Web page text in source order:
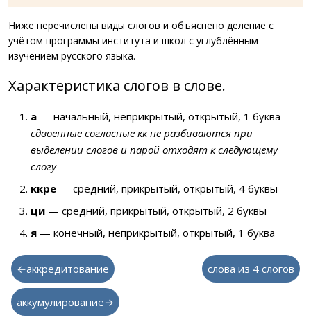
Ниже перечислены виды слогов и объяснено деление с
учётом программы института и школ с углублённым
изучением русского языка.
Характеристика слогов в слове.
а — начальный, неприкрытый, открытый, 1 буква
сдвоенные согласные кк не разбиваются при
выделении слогов и парой отходят к следующему
слогу
ккре — средний, прикрытый, открытый, 4 буквы
ци — средний, прикрытый, открытый, 2 буквы
я — конечный, неприкрытый, открытый, 1 буква
←аккредитование слова из 4 слогов
аккумулирование→